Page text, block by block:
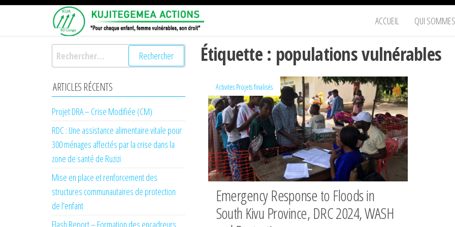
Passer
contenu
ACTIONS
enfant,
femme
vulnérables,
son droit
ACCUEIL QUI
Étiquette : populations vulnérables
Activites Projets finalisés
Emergency Response to Floods in
South Kivu Province, DRC 2024, WASH
Rechercher :
ARTICLES RÉCENTS
Projet DRA – Crise Modifiée (CM)
RDC : Une assistance alimentaire vitale pour
300 ménages affectés par la crise dans la
zone de santé de Ruzizi
Mise en place et renforcement des
structures communautaires de protection
de l’enfant
Flash Report – Formation des encadreurs